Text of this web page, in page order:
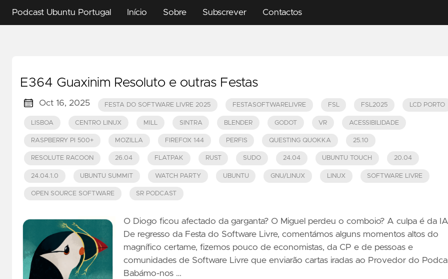
Podcast Ubuntu Portugal Início Sobre Subscrever Contactos
E364 Guaxinim Resoluto e outras Festas
Oct 16, 2025 FESTA DO SOFTWARE LIVRE 2025 FESTASOFTWARELIVRE FSL FSL2025 LCD PORTO
LISBOA CENTRO LINUX MILL SINTRA BLENDER GODOT VR ACESSIBILIDADE
RASPBERRY PI 500+ MOZILLA FIREFOX 144 PERFIS QUESTING QUOKKA 25.10
RESOLUTE RACOON 26.04 FLATPAK RUST SUDO 24.04 UBUNTU TOUCH 20.04
24.04.1.0 UBUNTU SUMMIT WATCH PARTY UBUNTU GNU/LINUX LINUX SOFTWARE LIVRE
OPEN SOURCE SOFTWARE SR PODCAST
O Diogo ficou afectado da garganta? O Miguel perdeu o comboio? A culpa é da
De regresso da Festa do Software Livre, comentámos alguns momentos altos do
magnífico certame, fizemos pouco de economistas, da CP e de pessoas e
comunidades de Software Livre que enviarão cartas iradas ao Provedor do
Babámo-nos …